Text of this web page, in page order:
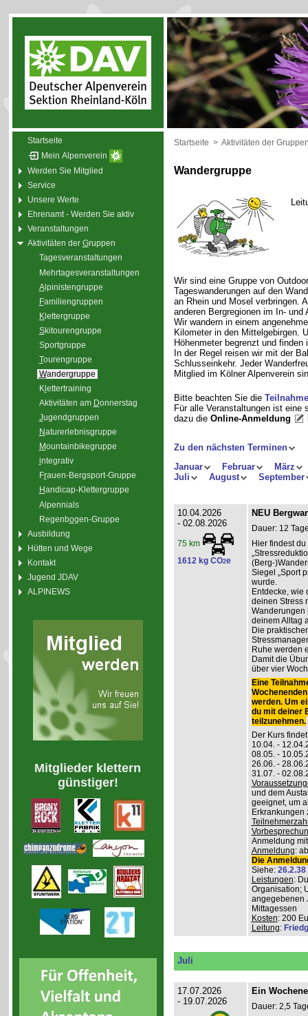
Startseite
Mein Alpenverein
Werden Sie Mitglied
Service
Unsere Werte
Ehrenamt - Werden Sie aktiv
Veranstaltungen
Aktivitäten der Gruppen
Tagesveranstaltungen
Mehrtagesveranstaltungen
Alpinistengruppe
Familiengruppen
Klettergruppe
Skitourengruppe
Sportgruppe
Tourengruppe
Wandergruppe
Kl ettertraining
Aktivitäten am Donnerstag
Jugendgruppen
Naturerlebnisgruppe
Mountainbikegruppe
integrativ
Frauen-Bergsport-Gruppe
Handicap-Klettergruppe
Alpennials
Regenbogen-Gruppe
Ausbildung
Hütten und Wege
Kontakt
Jugend JDAV
ALPINEWS
Mitglieder klettern
günstiger!
Startseite > Aktivitäten der
Wandergruppe
Wir sind eine Gruppe von
Tageswanderungen auf den
an Rhein und Mosel verbringen.
anderen Bergregionen im In- und
Wir wandern in einem
Kilometer in den Mittelgebirgen.
Höhenmeter begrenzt und
In der Regel reisen wir mit der
Schlusseinkehr. Jeder
Mitglied im Kölner Alpenverein
Bitte beachten Sie die
Für alle Veranstaltungen ist
dazu die Online-Anmeldung
Zu den nächsten Terminen
Januar
Februar
März
Juli
August September
10.04.2026
- 02.08.2026
75 km
1612 kg CO2e
NEU
Dauer: 12
Hier findest
(Berg-
Siegel „Sport
wurde.
Entdecke, wie
deinen Stress
Wanderungen
deinem Alltag
Die
Ruhe werden
Damit die
über vier
Eine
werden. Um
du mit deiner
teilzunehmen.
Der Kurs
10.04. -
08.05. -
26.06. -
31.07. -
und dem
geeignet, um
Erkrankungen
Anmeldung
Anmeldung:
Die
Siehe:
Leistungen:
Organisation;
angegebenen
Mittagessen
Kosten: 200
Leitung:
Juli
17.07.2026
- 19.07.2026
Ein
Dauer: 2,5